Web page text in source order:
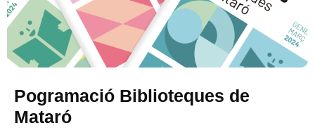
Pogramació Biblioteques de
Mataró